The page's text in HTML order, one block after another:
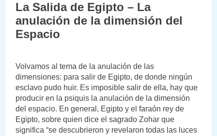
La Salida de Egipto – La
anulación de la dimensión del
Espacio
Volvamos al tema de la anulación de las
dimensiones: para salir de Egipto, de donde ningún
esclavo pudo huir. Es imposible salir de ella, hay que
producir en la psiquis la anulación de la dimensión
del espacio. En general, Egipto y el faraón rey de
Egipto, sobre quien dice el sagrado Zohar que
significa “se descubrieron y revelaron todas las luces